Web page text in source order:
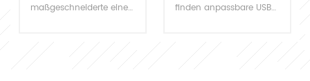
maßgeschneiderte eine Vielzahl vonUSB-Kabeltypen, einschließlich rechtwinkligmicro 2.0 usb b kabel. mit allen materialien nach ul standard.
Pin-Anschluss
finden anpassbare USB-Ladekabel ? Wir machen die Qualität USB-Kabel mit einem Typ USB-Stecker zu Samsung 12pin USB-Anschluss. Senden Sie uns Ihre Zeichnung, um unsere besten Dienstleistungen zu finden.